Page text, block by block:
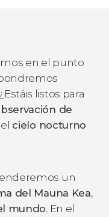
en el punto
listos para
de
cielo nocturno
un
del Mauna Kea,
mundo. En el